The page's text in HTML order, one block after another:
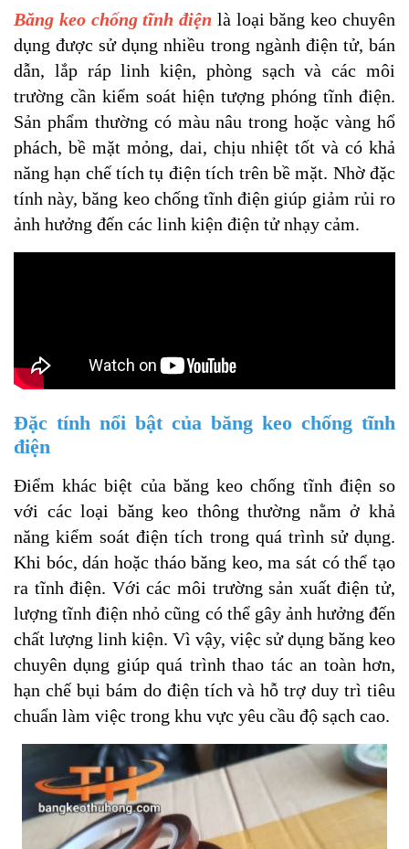
Băng keo chống tĩnh điện là loại băng keo chuyên
dụng được sử dụng nhiều trong ngành điện tử, bán
dẫn, lắp ráp linh kiện, phòng sạch và các môi
trường cần kiểm soát hiện tượng phóng tĩnh điện.
Sản phẩm thường có màu nâu trong hoặc vàng hổ
phách, bề mặt mỏng, dai, chịu nhiệt tốt và có khả
năng hạn chế tích tụ điện tích trên bề mặt. Nhờ đặc
tính này, băng keo chống tĩnh điện giúp giảm rủi ro
ảnh hưởng đến các linh kiện điện tử nhạy cảm.
Đặc tính nổi bật của băng keo chống tĩnh
điện
Điểm khác biệt của băng keo chống tĩnh điện so
với các loại băng keo thông thường nằm ở khả
năng kiểm soát điện tích trong quá trình sử dụng.
Khi bóc, dán hoặc tháo băng keo, ma sát có thể tạo
ra tĩnh điện. Với các môi trường sản xuất điện tử,
lượng tĩnh điện nhỏ cũng có thể gây ảnh hưởng đến
chất lượng linh kiện. Vì vậy, việc sử dụng băng keo
chuyên dụng giúp quá trình thao tác an toàn hơn,
hạn chế bụi bám do điện tích và hỗ trợ duy trì tiêu
chuẩn làm việc trong khu vực yêu cầu độ sạch cao.